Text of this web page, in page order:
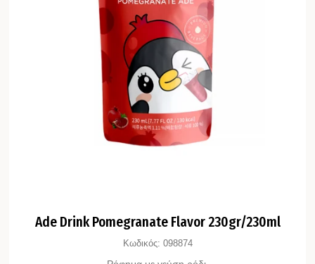
Ade Drink Pomegranate Flavor 230gr/230ml
Κωδικός: 098874